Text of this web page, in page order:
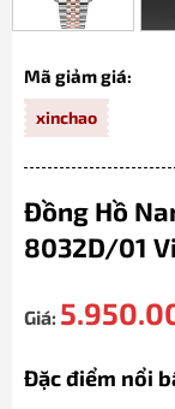
Mã giảm giá:
xinchao
Đồng Hồ
8032D/01
Giá:
Đặc điểm nổi